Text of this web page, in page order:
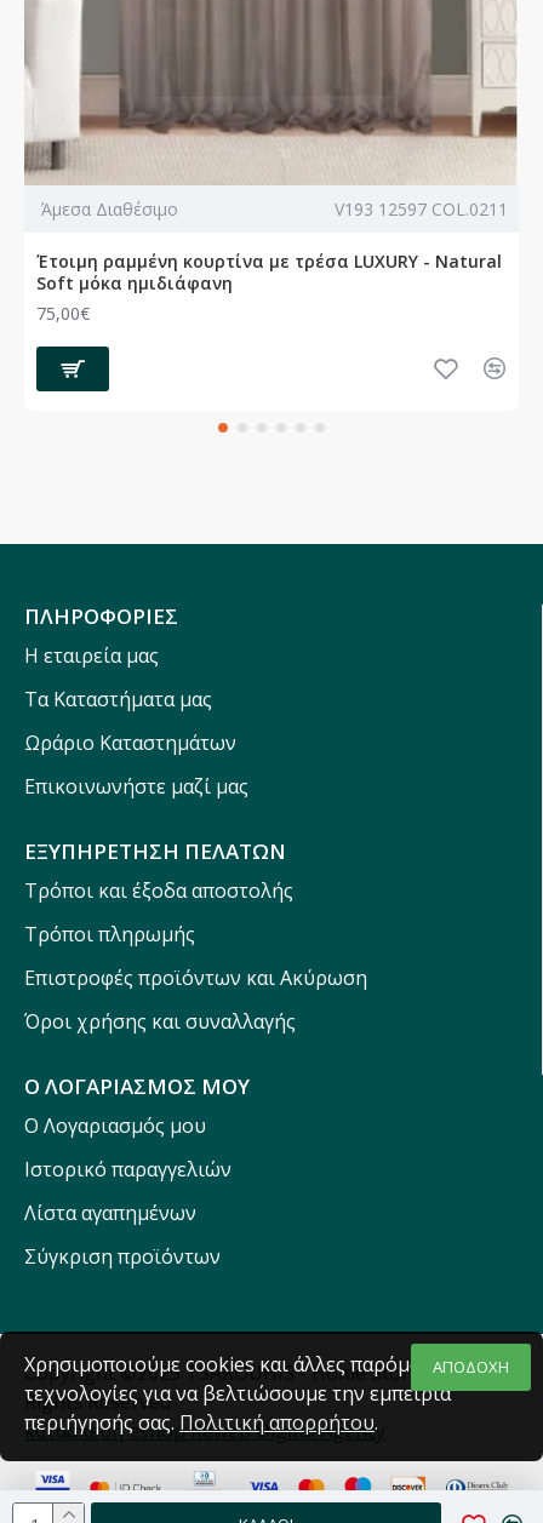
Άμεσα Διαθέσιμο V193 12597 COL.0211
Έτοιμη ραμμένη κουρτίνα με τρέσα LUXURY - Natural
Soft μόκα ημιδιάφανη
75,00€
ΠΛΗΡΟΦΟΡΙΕΣ
Η εταιρεία μας
Τα Καταστήματα μας
Ωράριο Καταστημάτων
Επικοινωνήστε μαζί μας
ΕΞΥΠΗΡΕΤΗΣΗ ΠΕΛΑΤΩΝ
Τρόποι και έξοδα αποστολής
Τρόποι πληρωμής
Επιστροφές προϊόντων και Ακύρωση
Όροι χρήσης και συναλλαγής
Ο ΛΟΓΑΡΙΑΣΜΟΣ ΜΟΥ
Ο Λογαριασμός μου
Ιστορικό παραγγελιών
Λίστα αγαπημένων
Σύγκριση προϊόντων
Copyright ©2025 TSAROUHIS - Home Stores - All
Rights Reserved
κατασκευή eshop Reweb Digital Agency
ΑΠΟΔΟΧΗ
Χρησιμοποιούμε cookies και άλλες παρόμοιες
τεχνολογίες για να βελτιώσουμε την εμπειρία
περιήγησής σας.Πολιτική απορρήτου.